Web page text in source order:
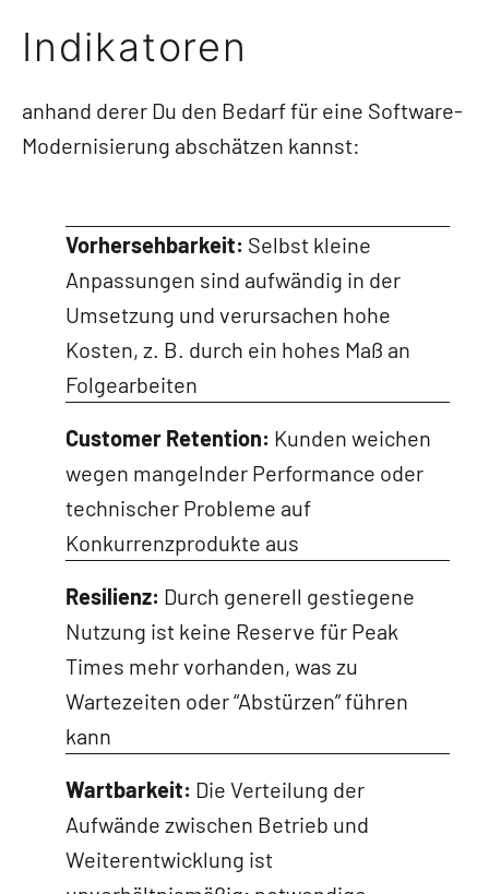
Indikatoren
anhand derer Du den Bedarf für eine Software-
Modernisierung abschätzen kannst:
Vorhersehbarkeit: Selbst kleine
Anpassungen sind aufwändig in der
Umsetzung und verursachen hohe
Kosten, z. B. durch ein hohes Maß an
Folgearbeiten
Customer Retention: Kunden weichen
wegen mangelnder Performance oder
technischer Probleme auf
Konkurrenzprodukte aus
Resilienz: Durch generell gestiegene
Nutzung ist keine Reserve für Peak
Times mehr vorhanden, was zu
Wartezeiten oder “Abstürzen” führen
kann
Wartbarkeit: Die Verteilung der
Aufwände zwischen Betrieb und
Weiterentwicklung ist